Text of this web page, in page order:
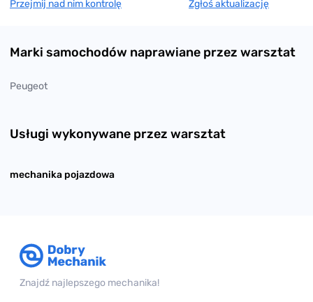
Przejmij nad nim kontrolę
Zgłoś aktualizację
Marki samochodów naprawiane przez warsztat
Peugeot
Usługi wykonywane przez warsztat
mechanika pojazdowa
Znajdź najlepszego mechanika!